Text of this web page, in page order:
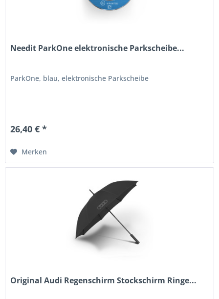
Needit ParkOne elektronische Parkscheibe...
ParkOne, blau, elektronische Parkscheibe
26,40 € *
Merken
Original Audi Regenschirm Stockschirm Ringe...